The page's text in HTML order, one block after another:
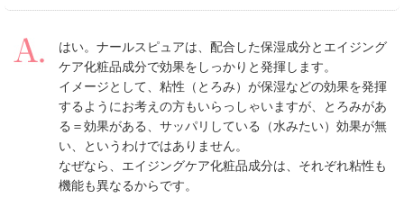
はい。ナールスピュアは、配合した保湿成分とエイジング
ケア化粧品成分で効果をしっかりと発揮します。
イメージとして、粘性（とろみ）が保湿などの効果を発揮
するようにお考えの方もいらっしゃいますが、とろみがあ
る＝効果がある、サッパリしている（水みたい）効果が無
い、というわけではありません。
なぜなら、エイジングケア化粧品成分は、それぞれ粘性も
機能も異なるからです。